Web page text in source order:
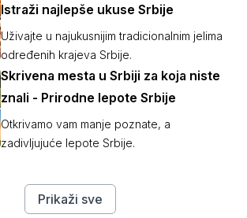
Istraži najlepše ukuse Srbije
Uživajte u najukusnijim tradicionalnim jelima
određenih krajeva Srbije.
Skrivena mesta u Srbiji za koja niste
znali - Prirodne lepote Srbije
Otkrivamo vam manje poznate, a
zadivljujuće lepote Srbije.
Prikaži sve